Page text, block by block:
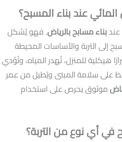
عند بناء المسبح؟
بناء مسابح بالرياض. فهو يُشكل
إلى التربة والأساسات المحيطة
هيكلية للمنزل، تُهدر المياه، وتُؤدي
على سلامة المبنى ويُطيل من عمر
موثوق يحرص على استخدام
أي نوع من التربة؟